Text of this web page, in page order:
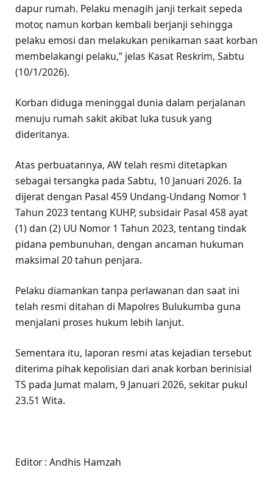
dapur rumah. Pelaku menagih janji terkait sepeda
motor, namun korban kembali berjanji sehingga
pelaku emosi dan melakukan penikaman saat korban
membelakangi pelaku,” jelas Kasat Reskrim, Sabtu
(10/1/2026).
Korban diduga meninggal dunia dalam perjalanan
menuju rumah sakit akibat luka tusuk yang
dideritanya.
Atas perbuatannya, AW telah resmi ditetapkan
sebagai tersangka pada Sabtu, 10 Januari 2026. Ia
dijerat dengan Pasal 459 Undang-Undang Nomor 1
Tahun 2023 tentang KUHP, subsidair Pasal 458 ayat
(1) dan (2) UU Nomor 1 Tahun 2023, tentang tindak
pidana pembunuhan, dengan ancaman hukuman
maksimal 20 tahun penjara.
Pelaku diamankan tanpa perlawanan dan saat ini
telah resmi ditahan di Mapolres Bulukumba guna
menjalani proses hukum lebih lanjut.
Sementara itu, laporan resmi atas kejadian tersebut
diterima pihak kepolisian dari anak korban berinisial
TS pada Jumat malam, 9 Januari 2026, sekitar pukul
23.51 Wita.
Editor : Andhis Hamzah